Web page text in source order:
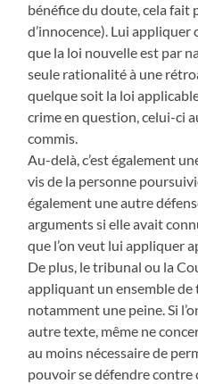
bénéfice du doute, cela fait
d’innocence). Lui
que la loi nouvelle est par
seule rationalité à une
quelque soit la loi
crime en question, celui-ci
commis.
Au-delà, c’est également
vis de la personne
également une autre
arguments si elle avait
que l’on veut lui appliquer
De plus, le tribunal ou la
appliquant un ensemble
notamment une peine. Si
autre texte, même ne
au moins nécessaire de
pouvoir se défendre contre